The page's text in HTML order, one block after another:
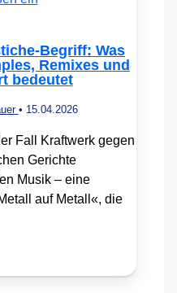
Begriff: Was
Remixes und
bedeutet
• 15.04.2026
Fall Kraftwerk gegen
Gerichte
Musik – eine
auf Metall«, die